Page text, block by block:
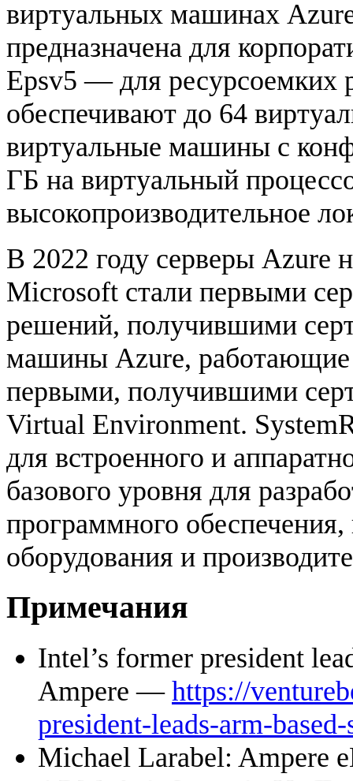
виртуальных машинах
предназначена для
Epsv5 — для ресурсоемких
обеспечивают до 64
виртуальные машины с
ГБ на виртуальный
высокопроизводительное
В 2022 году серверы Azure
Microsoft стали первыми
решений, получившими
машины Azure, работающие
первыми, получившими
Virtual Environment.
для встроенного и
базового уровня для
программного
оборудования и
Примечания
Intel’s former president
Ampere — https://
president-leads-arm-
Michael Larabel: Ampere